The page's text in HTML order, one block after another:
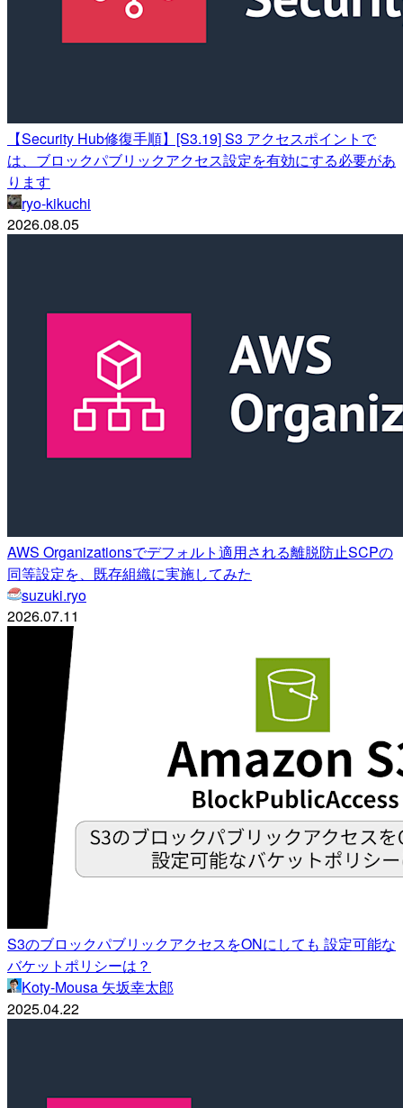
【Security Hub修復手順】[S3.19] S3 アクセスポイントで
は、ブロックパブリックアクセス設定を有効にする必要があ
ります
ryo-kikuchi
2026.08.05
AWS Organizationsでデフォルト適用される離脱防止SCPの
同等設定を、既存組織に実施してみた
suzuki.ryo
2026.07.11
S3のブロックパブリックアクセスをONにしても 設定可能な
バケットポリシーは？
Koty-Mousa 矢坂幸太郎
2025.04.22